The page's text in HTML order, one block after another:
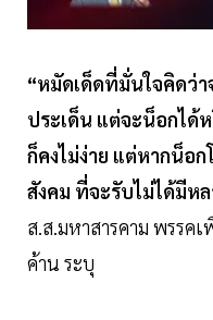
“หมัดเด็ดที่มั่นใจคิดว่
ประเด็น แต่จะน็อกได้
ก็คงไม่ง่าย แต่หากน็อ
สังคม ที่จะรับไม่ได้มีห
ส.ส.มหาสารคาม พรรค
ค้าน ระบุ